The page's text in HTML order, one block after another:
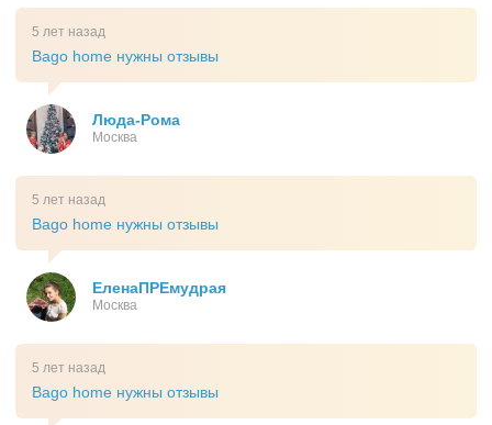
5 лет назад
Bago home нужны отзывы
Люда-Рома
Москва
5 лет назад
Bago home нужны отзывы
ЕленаПРЕмудрая
Москва
5 лет назад
Bago home нужны отзывы